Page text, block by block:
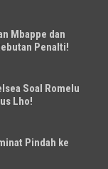
Mbappe dan
Penalti!
Soal Romelu
Lho!
Pindah ke